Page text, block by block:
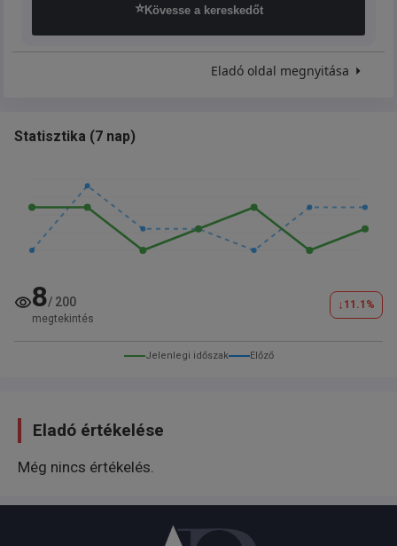
⭐Kövesse a kereskedőt
Eladó oldal megnyitása
Statisztika (7 nap)
8/ 200
megtekintés
↓ 11.1 %
Jelenlegi időszak Előző
Eladó értékelése
Még nincs értékelés.